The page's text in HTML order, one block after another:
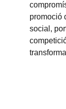
promoció
social,